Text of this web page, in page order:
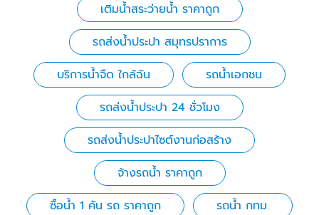
เติมน้ำสระว่ายน้ำ ราคาถูก
รถส่งน้ำประปา สมุทรปราการ
บริการน้ำจืด ใกล้ฉัน
รถน้ำเอกชน
รถส่งน้ำประปา 24 ชั่วโมง
รถส่งน้ำประปาไซต์งานก่อสร้าง
จ้างรถน้ำ ราคาถูก
ซื้อน้ำ 1 คัน รถ ราคาถูก
รถน้ำ กทม.